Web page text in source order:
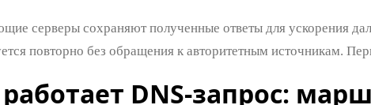
серверы сохраняют полученные ответы для ускорения
повторно без обращения к авторитетным источникам.
DNS-запрос: